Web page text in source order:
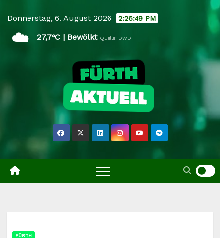
content
Donnerstag, 6. August 2026 2:26:51 PM
☁️ 27,7°C | Bewölkt Quelle: DWD
FÜRTH